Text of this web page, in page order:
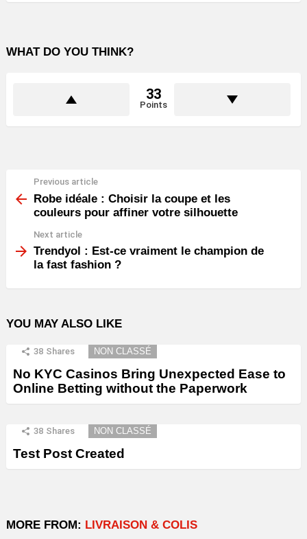
WHAT DO YOU THINK?
33
Points
more
Previous article
Robe idéale : Choisir la coupe et les
couleurs pour affiner votre silhouette
Next article
Trendyol : Est-ce vraiment le champion de
la fast fashion ?
YOU MAY ALSO LIKE
38 Shares NON CLASSÉ
No KYC Casinos Bring Unexpected Ease to
Online Betting without the Paperwork
38 Shares NON CLASSÉ
Test Post Created
MORE FROM: LIVRAISON & COLIS